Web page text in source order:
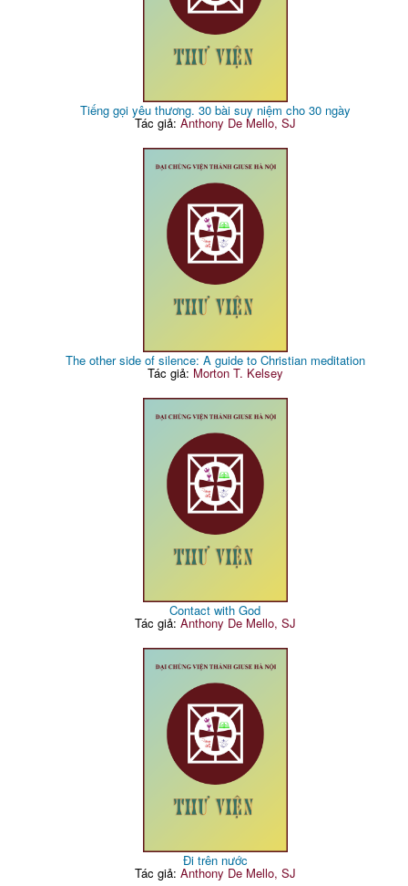
Tiếng gọi yêu thương. 30 bài suy niệm cho 30 ngày
Tác giả: Anthony De Mello, SJ
The other side of silence: A guide to Christian meditation
Tác giả: Morton T. Kelsey
Contact with God
Tác giả: Anthony De Mello, SJ
Đi trên nước
Tác giả: Anthony De Mello, SJ